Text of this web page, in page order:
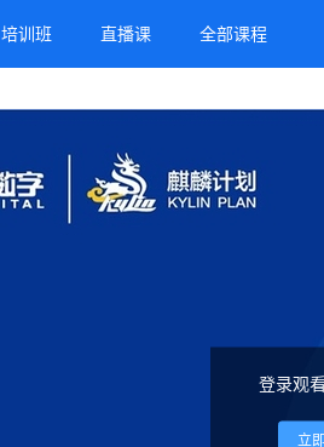
培训班 直播课 全部课程
登录观
立